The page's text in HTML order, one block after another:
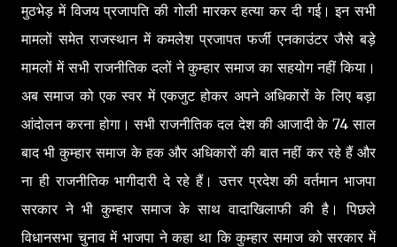
मुठभेड़ में विजय प्रजापति की गोली मारकर हत्या कर दी गई। इन सभी
मामलों समेत राजस्थान में कमलेश प्रजापत फर्जी एनकाउंटर जैसे बड़े
मामलों में सभी राजनीतिक दलों ने कुम्हार समाज का सहयोग नहीं किया।
अब समाज को एक स्वर में एकजुट होकर अपने अधिकारों के लिए बड़ा
आंदोलन करना होगा। सभी राजनीतिक दल देश की आजादी के 74 साल
बाद भी कुम्हार समाज के हक और अधिकारों की बात नहीं कर रहे हैं और
ना ही राजनीतिक भागीदारी दे रहे हैं। उत्तर प्रदेश की वर्तमान भाजपा
सरकार ने भी कुम्हार समाज के साथ वादाखिलाफी की है। पिछले
विधानसभा चुनाव में भाजपा ने कहा था कि कुम्हार समाज को सरकार में